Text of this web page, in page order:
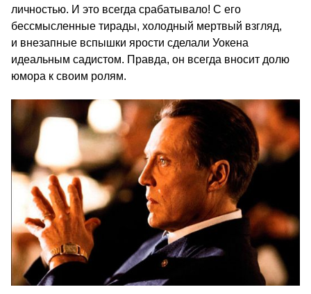
личностью. И это всегда срабатывало! С его
бессмысленные тирады, холодный мертвый взгляд,
и внезапные вспышки ярости сделали Уокена
идеальным садистом. Правда, он всегда вносит долю
юмора к своим ролям.